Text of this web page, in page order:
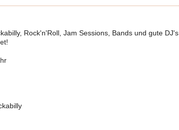
Rock'n'Roll, Jam Sessions, Bands und gute DJ's